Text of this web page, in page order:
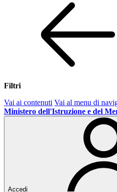
Filtri
Vai ai contenuti Vai al menu di
Ministero dell'Istruzione e del
Accedi